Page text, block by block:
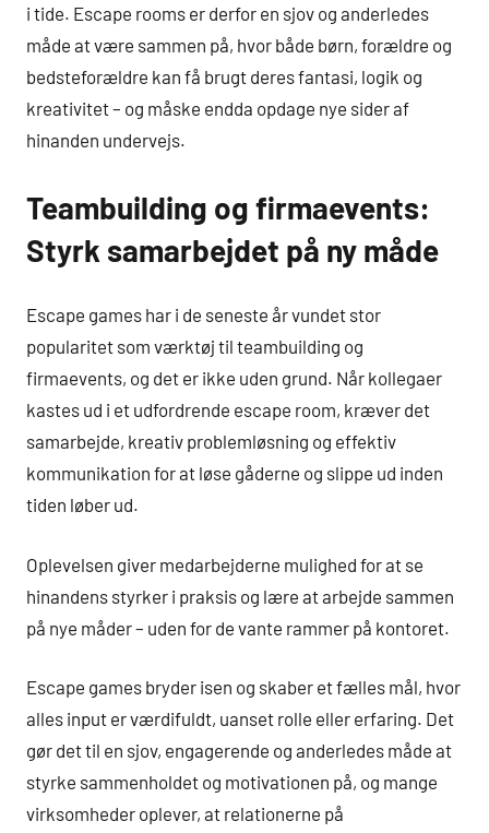
i tide. Escape rooms er derfor en sjov og anderledes
måde at være sammen på, hvor både børn, forældre og
bedsteforældre kan få brugt deres fantasi, logik og
kreativitet – og måske endda opdage nye sider af
hinanden undervejs.
Teambuilding og firmaevents:
Styrk samarbejdet på ny måde
Escape games har i de seneste år vundet stor
popularitet som værktøj til teambuilding og
firmaevents, og det er ikke uden grund. Når kollegaer
kastes ud i et udfordrende escape room, kræver det
samarbejde, kreativ problemløsning og effektiv
kommunikation for at løse gåderne og slippe ud inden
tiden løber ud.
Oplevelsen giver medarbejderne mulighed for at se
hinandens styrker i praksis og lære at arbejde sammen
på nye måder – uden for de vante rammer på kontoret.
Escape games bryder isen og skaber et fælles mål, hvor
alles input er værdifuldt, uanset rolle eller erfaring. Det
gør det til en sjov, engagerende og anderledes måde at
styrke sammenholdet og motivationen på, og mange
virksomheder oplever, at relationerne på